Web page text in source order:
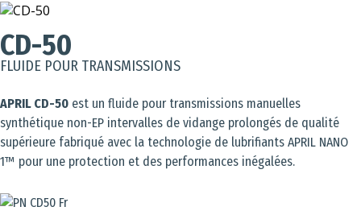
CD-50
FLUIDE POUR TRANSMISSIONS
APRIL CD-50 est un fluide pour transmissions manuelles
synthétique non-EP intervalles de vidange prolongés de qualité
supérieure fabriqué avec la technologie de lubrifiants APRIL NANO
1™ pour une protection et des performances inégalées.